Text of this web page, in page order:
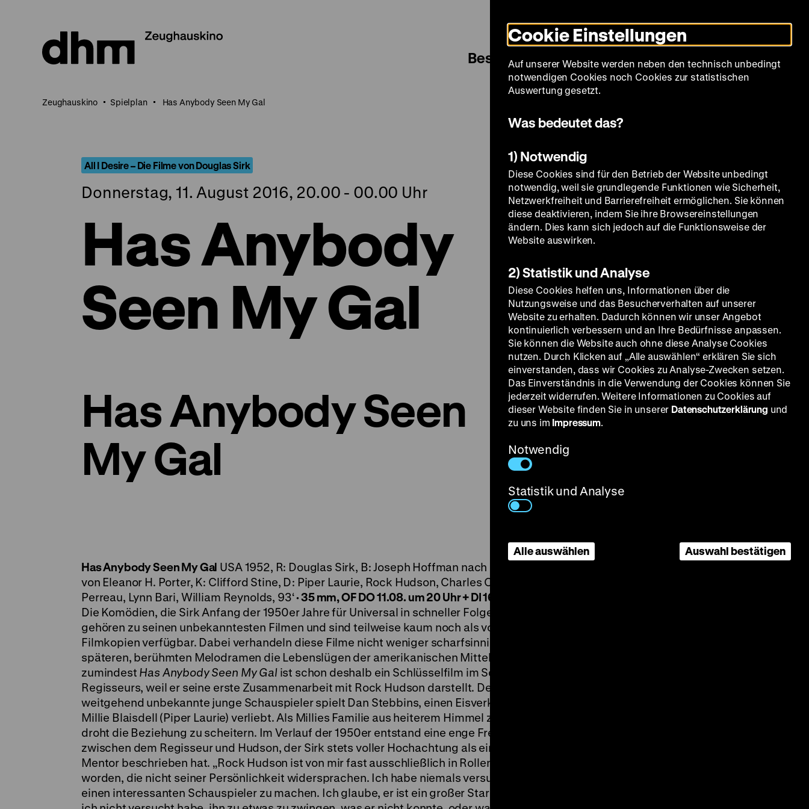
Seiteninhalt
springen
Modus
umschalten
Sprache
Besuch Spielplan Filmreihen Über uns
Zeughauskino Spielplan Has Anybody Seen My Gal
All I Desire – Die Filme von Douglas Sirk
Donnerstag, 11. August 2016, 20.00 - 00.00 Uhr
Has Anybody
Seen My Gal
Has Anybody Seen
My Gal
Has Anybody Seen My Gal USA 1952, R: Douglas Sirk, B: Joseph Hoffman nach einer Erzählung
von Eleanor H. Porter, K: Clifford Stine, D: Piper Laurie, Rock Hudson, Charles Coburn, Gigi
Perreau, Lynn Bari, William Reynolds, 93‘·35 mm, OF DO 11.08. um 20 Uhr + DI 16.08. um 20 Uhr
Die Komödien, die Sirk Anfang der 1950er Jahre für Universal in schneller Folge abgedreht hat,
gehören zu seinen unbekanntesten Filmen und sind teilweise kaum noch als vorführbare
Filmkopien verfügbar. Dabei verhandeln diese Filme nicht weniger scharfsinnig als die
späteren, berühmten Melodramen die Lebenslügen der amerikanischen Mittelklasse; und
zumindest Has Anybody Seen My Galist schon deshalb ein Schlüsselfilm im Schaffen des
Regisseurs, weil er seine erste Zusammenarbeit mit Rock Hudson darstellt. Der damals noch
weitgehend unbekannte junge Schauspieler spielt Dan Stebbins, einen Eisverkäufer, der sich in
Millie Blaisdell (Piper Laurie) verliebt. Als Millies Familie aus heiterem Himmel zu Geld kommt,
droht die Beziehung zu scheitern. Im Verlauf der 1950er entstand eine enge Freundschaft
zwischen dem Regisseur und Hudson, der Sirk stets voller Hochachtung als einen väterlichen
Mentor beschrieben hat. „Rock Hudson ist von mir fast ausschließlich in Rollen verwendet
worden, die nicht seiner Persönlichkeit widersprachen. Ich habe niemals versucht, aus ihm
einen interessanten Schauspieler zu machen. Ich glaube, er ist ein großer Star geworden, weil
Cookie Einstellungen
Auf unserer Website werden neben den technisch unbedingt
notwendigen Cookies noch Cookies zur statistischen
Auswertung gesetzt.
Was bedeutet das?
1) Notwendig
Diese Cookies sind für den Betrieb der Website unbedingt
notwendig, weil sie grundlegende Funktionen wie Sicherheit,
Netzwerkfreiheit und Barrierefreiheit ermöglichen. Sie können
diese deaktivieren, indem Sie ihre Browsereinstellungen
ändern. Dies kann sich jedoch auf die Funktionsweise der
Website auswirken.
2) Statistik und Analyse
Diese Cookies helfen uns, Informationen über die
Nutzungsweise und das Besucherverhalten auf unserer
Website zu erhalten. Dadurch können wir unser Angebot
kontinuierlich verbessern und an Ihre Bedürfnisse anpassen.
Sie können die Website auch ohne diese Analyse Cookies
nutzen. Durch Klicken auf „Alle auswählen“ erklären Sie sich
einverstanden, dass wir Cookies zu Analyse-Zwecken setzen.
Das Einverständnis in die Verwendung der Cookies können Sie
jederzeit widerrufen. Weitere Informationen zu Cookies auf
dieser Website finden Sie in unserer Datenschutzerklärung und
zu uns im Impressum.
Notwendig
Statistik und Analyse
Alle auswählen Auswahl bestätigen